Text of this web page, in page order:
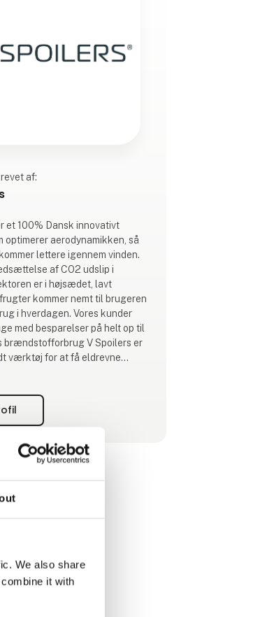
We also share
it with
af:
et 100% Dansk innovativt
optimerer aerodynamikken, så
lettere igennem vinden.
af CO2 udslip i
er i højsædet, lavt
kommer nemt til brugeren
i hverdagen. Vores kunder
med besparelser på helt op til
brændstofforbrug V Spoilers er
værktøj for at få eldrevne
er tale om 15-20% længere
Nogle gange er det de små ting